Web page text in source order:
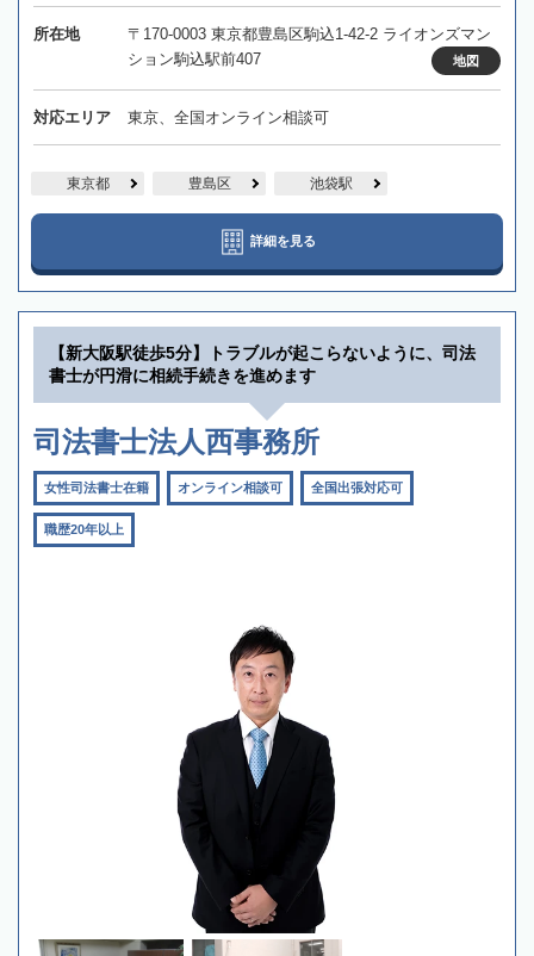
所在地
〒170-0003 東京都豊島区駒込1-42-2 ライオンズマン
ション駒込駅前407
地図
対応エリア 東京、全国オンライン相談可
東京都 豊島区 池袋駅
詳細を見る
【新大阪駅徒歩5分】トラブルが起こらないように、司法
書士が円滑に相続手続きを進めます
司法書士法人西事務所
女性司法書士在籍 オンライン相談可 全国出張対応可
職歴20年以上